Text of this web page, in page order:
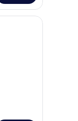
Suite) | Seprai